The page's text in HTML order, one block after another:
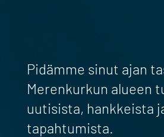
Pidämme sinut ajan
Merenkurkun alueen
uutisista, hankkeista
tapahtumista.